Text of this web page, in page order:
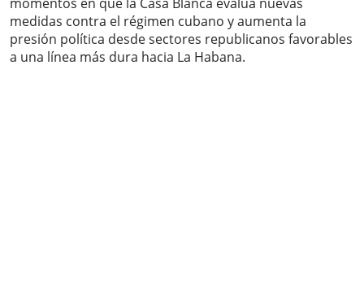
medidas contra el régimen cubano y aumenta la
presión política desde sectores republicanos favorables
a una línea más dura hacia La Habana.